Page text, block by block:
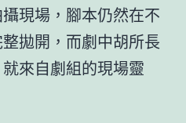
現場，腳本仍然在不
拋開，而劇中胡所長
來自劇組的現場靈